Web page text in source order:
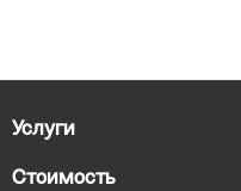
Услуги
Стоимость